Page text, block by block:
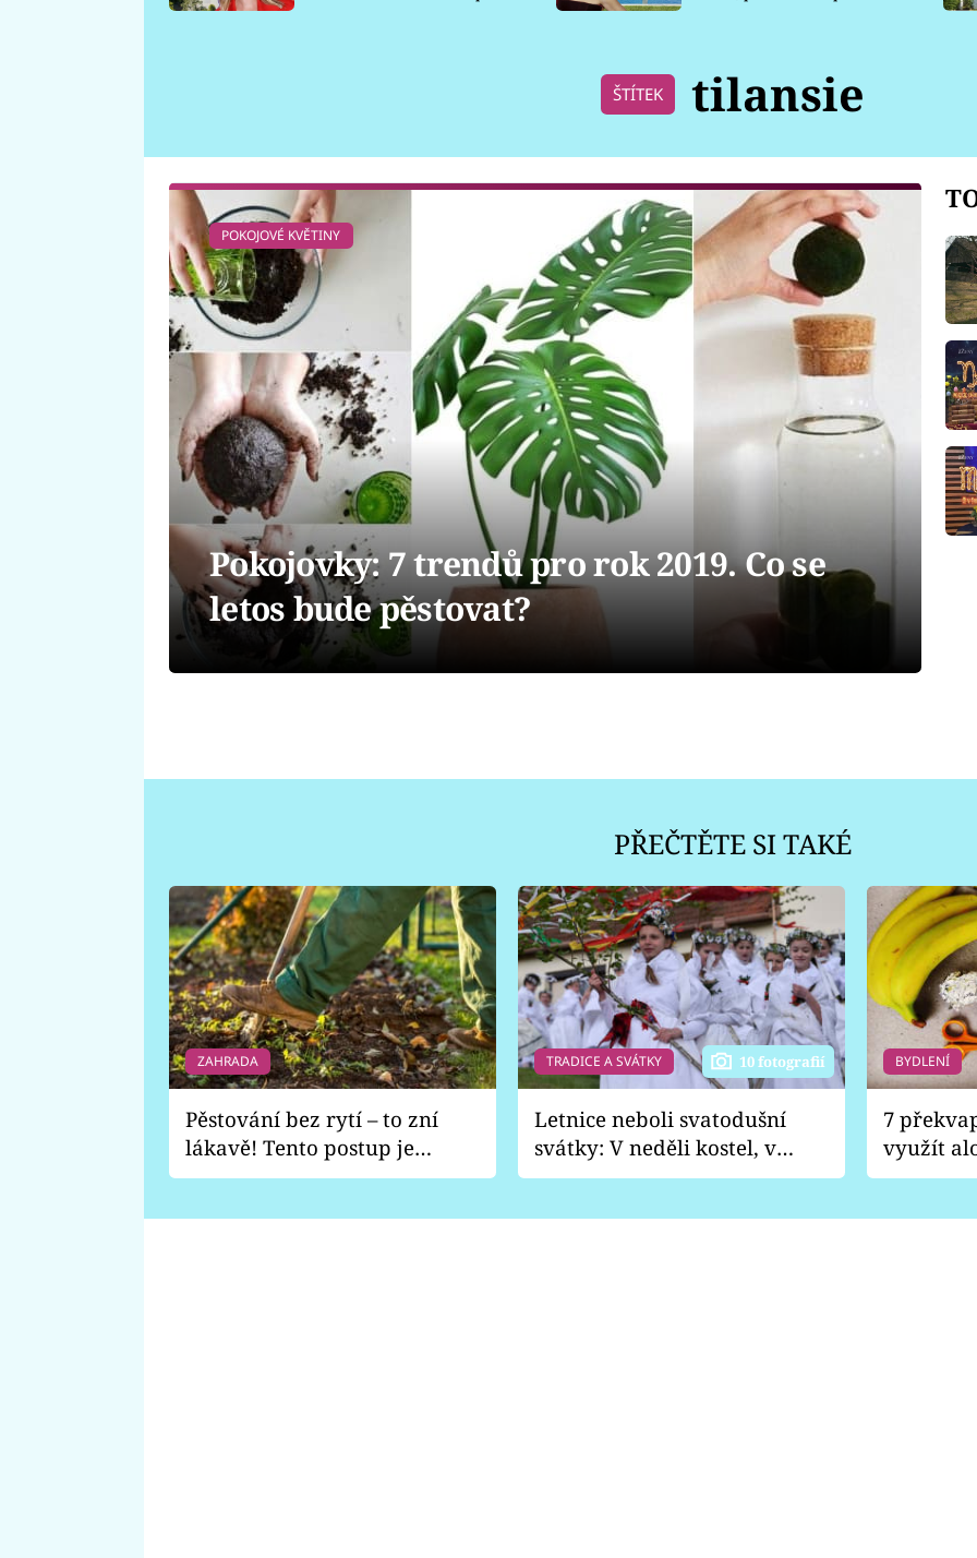
ŠTÍTEK tilansie
POKOJOVÉ KVĚTINY
Pokojovky: 7 trendů pro rok 2019. Co se
letos bude pěstovat?
PŘEČTĚTE SI TAKÉ
ZAHRADA
Pěstování bez rytí – to zní
lákavě! Tento postup je
vhodný jen pro některé
TRADICE A SVÁTKY 10 fotografií
Letnice neboli svatodušní
svátky: V neděli kostel, v
pondělí zábava
BYDLENÍ
7
využít